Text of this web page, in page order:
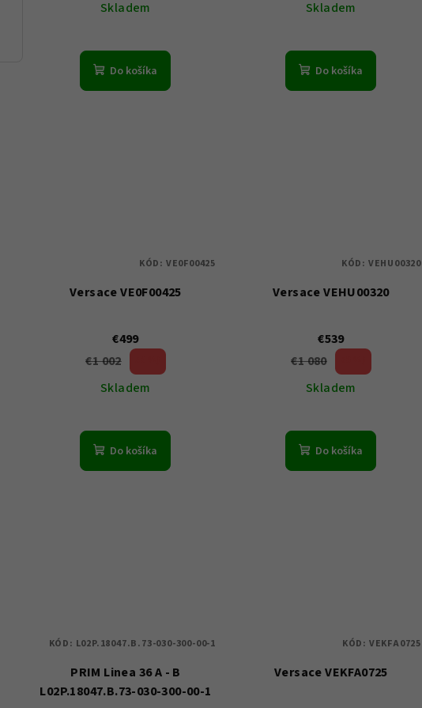
Skladem
Do košíka
Skladem
Do košíka
Versace VE0F00425
€499
€1 002
Skladem
Do košíka
KÓD: VE0F00425
Versace VEHU00320
€539
€1 080
Skladem
Do košíka
KÓD: VEHU00320
PRIM Linea 36 A - B
L02P.18047.B.73-030-300-00-1
KÓD: L02P.18047.B.73-030-300-00-1
Versace VEKFA0725
KÓD: VEKFA0725